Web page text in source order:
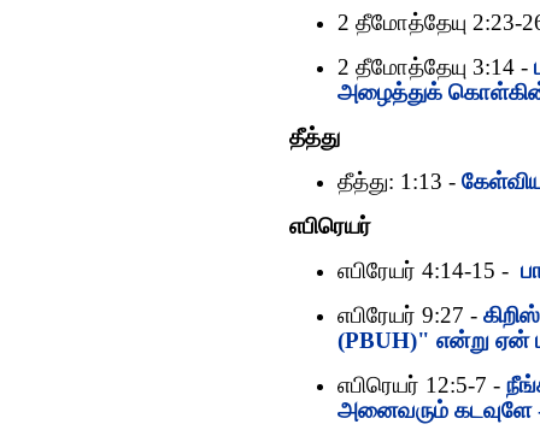
2 தீமோத்தேயு 2:23-
2 தீமோத்தேயு 3:14 -
அழைத்துக்
தீத்து
தீத்து: 1:13 -
எபிரெயர்
எபிரேயர் 4:14-15 -
எபிரேயர் 9:27 -
(PBUH)" என்று ஏன்
எபிரெயர் 12:5-7 -
அனைவரும் கடவுளே -